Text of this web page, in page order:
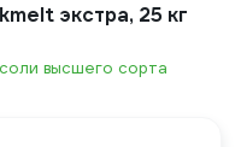
экстра, 25 кг
высшего сорта